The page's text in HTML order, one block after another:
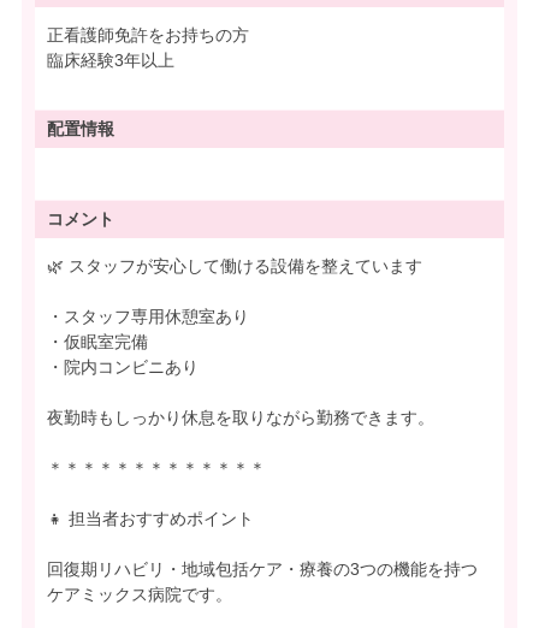
正看護師免許をお持ちの方
臨床経験3年以上
配置情報
コメント
🌿 スタッフが安心して働ける設備を整えています
・スタッフ専用休憩室あり
・仮眠室完備
・院内コンビニあり
夜勤時もしっかり休息を取りながら勤務できます。
＊＊＊＊＊＊＊＊＊＊＊＊＊
👧 担当者おすすめポイント
回復期リハビリ・地域包括ケア・療養の3つの機能を持つ
ケアミックス病院です。